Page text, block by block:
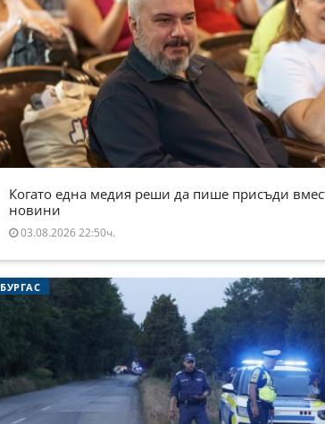
Когато една медия реши да пише присъди
новини
03.08.2026 22:50ч.
БУРГАС